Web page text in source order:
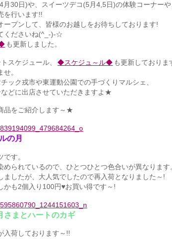
月30日)や、スイーツデコ(5月4,5日)の体験コーナーや
を行います!!
ープンして、皆様のお越しをお待ちしております!
くださいね(^_-)-☆
も更新しました。
スケジュール、 ◆スケジュ～ル◆ も更新しておりま
。
ック戎市や東運動公園での手づくりマルシェ、
どに出店させていただきますよ★
品をご紹介します～★
の月
す。
められているので、ひとつひとつ色合いが異なります
ましたが、大人気でしたので再入荷となりました～!
かも2個入り100円♥お買い得です～!
さまとハートのカギ
入荷しております～!!